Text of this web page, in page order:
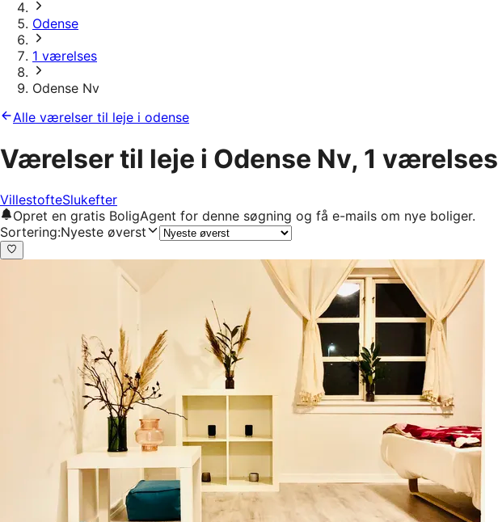
Odense
1 værelses
Odense Nv
Alle værelser til leje i odense
Værelser til leje i Odense Nv, 1 værelses
VillestofteSlukefter
Opret en gratis BoligAgent for denne søgning og få e-mails om nye boliger.
Sortering:Nyeste øverst